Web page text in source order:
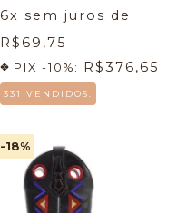
6x sem juros de
R$69,75
PIX -10%: R$376,65
331 VENDIDOS.
-18%